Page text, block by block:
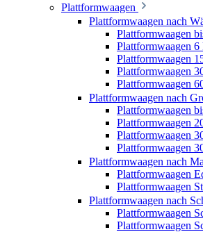
Plattformwaagen
Plattformwaagen nach
Plattformwaagen
Plattformwaagen 6
Plattformwaagen
Plattformwaagen
Plattformwaagen
Plattformwaagen nach
Plattformwaagen
Plattformwaagen
Plattformwaagen
Plattformwaagen
Plattformwaagen nach
Plattformwaagen
Plattformwaagen
Plattformwaagen nach
Plattformwaagen
Plattformwaagen